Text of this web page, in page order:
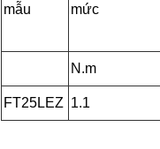
mẫu
mức
N.m
FT25LEZ 1.1